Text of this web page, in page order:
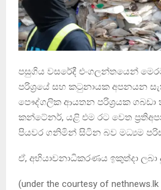
පසුගිය වසරේදී එංගලන්තයෙන්
පරිශ‍්‍රයේ සහ කටුනායක අපනයන
පෞද්ගලික ආයතන පරිශ‍්‍රයක ගබඩා
කන්ටේනර්, යළි එම රට වෙත
පියවර ගනිමින් සිටින බව මධ්‍යම
ඒ, අභියාචනාධිකරණය ඉකුත්දා
(under the courtesy of nethnews.lk